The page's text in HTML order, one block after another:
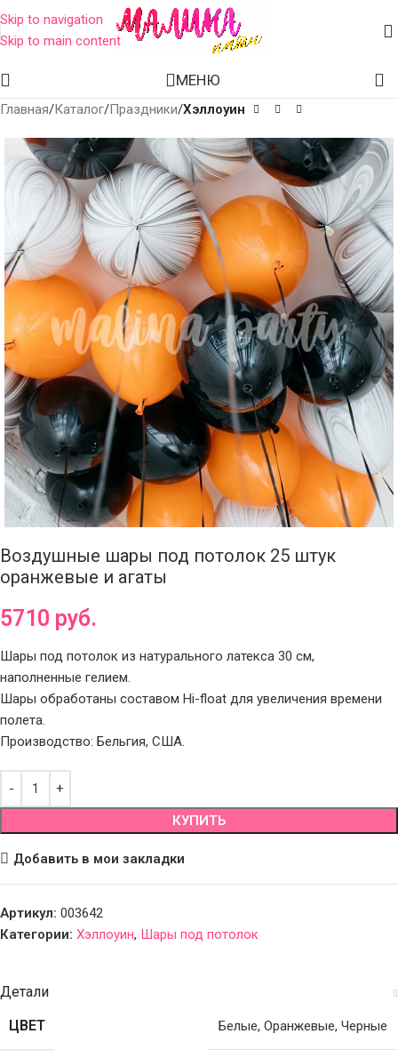
Skip to navigation
Skip to main content
МЕНЮ
Главная Каталог Праздники Хэллоуин
Воздушные шары под потолок 25 штук
оранжевые и агаты
5710 руб.
Шары под потолок из натурального латекса 30 см,
наполненные гелием.
Шары обработаны составом Hi-float для увеличения времени
полета.
Производство: Бельгия, США.
КУПИТЬ
Добавить в мои закладки
Артикул: 003642
Категории: Хэллоуин, Шары под потолок
Детали
ЦВЕТ
Белые, Оранжевые, Черные